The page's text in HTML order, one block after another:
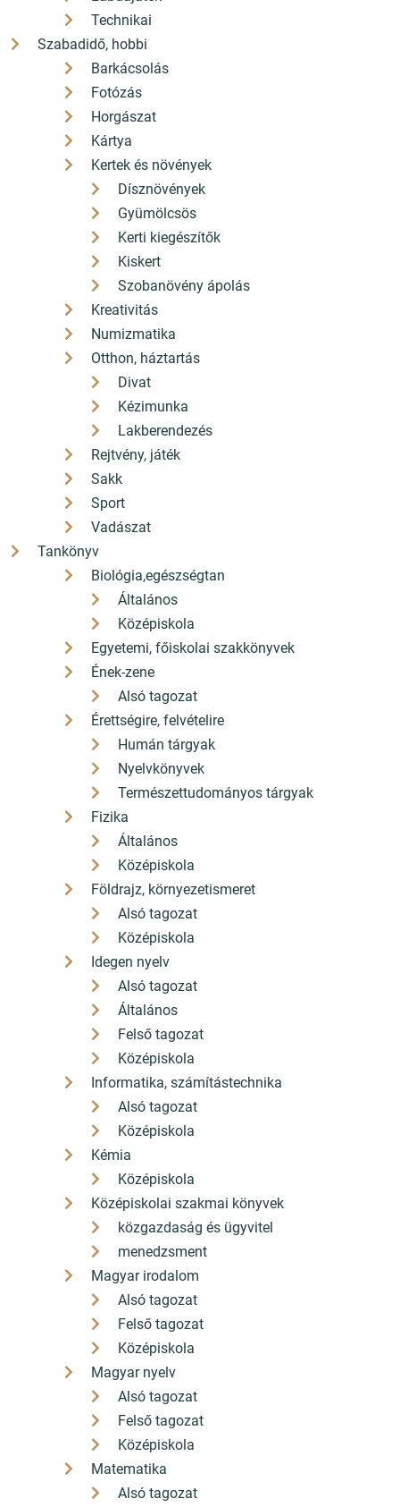
Technikai
Szabadidő, hobbi
Barkácsolás
Fotózás
Horgászat
Kártya
Kertek és növények
Dísznövények
Gyümölcsös
Kerti kiegészítők
Kiskert
Szobanövény ápolás
Kreativitás
Numizmatika
Otthon, háztartás
Divat
Kézimunka
Lakberendezés
Rejtvény, játék
Sakk
Sport
Vadászat
Tankönyv
Biológia,egészségtan
Általános
Középiskola
Egyetemi, főiskolai szakkönyvek
Ének-zene
Alsó tagozat
Érettségire, felvételire
Humán tárgyak
Nyelvkönyvek
Természettudományos tárgyak
Fizika
Általános
Középiskola
Földrajz, környezetismeret
Alsó tagozat
Középiskola
Idegen nyelv
Alsó tagozat
Általános
Felső tagozat
Középiskola
Informatika, számítástechnika
Alsó tagozat
Középiskola
Kémia
Középiskola
Középiskolai szakmai könyvek
közgazdaság és ügyvitel
menedzsment
Magyar irodalom
Alsó tagozat
Felső tagozat
Középiskola
Magyar nyelv
Alsó tagozat
Felső tagozat
Középiskola
Matematika
Alsó tagozat